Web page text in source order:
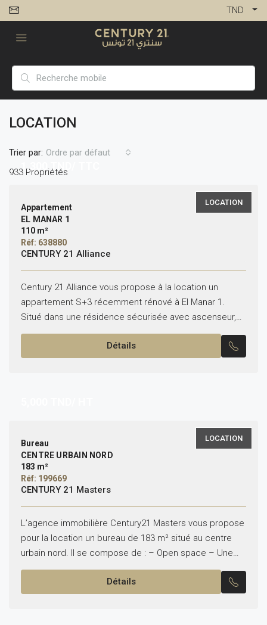
TND
LOCATION
933 Propriétés
Trier par: Ordre par défaut
LOCATION
1,300 TND/ TTC
Appartement
EL MANAR 1
110 m²
Réf: 638880
CENTURY 21 Alliance
Century 21 Alliance vous propose à la location un
appartement S+3 récemment rénové à El Manar 1.
Situé dans une résidence sécurisée avec ascenseur,
cet appartement se compose de : Salon lumineux...
Détails
LOCATION
Bureau
CENTRE URBAIN NORD
183 m²
Réf: 199669
CENTURY 21 Masters
L’agence immobilière Century21 Masters vous propose
pour la location un bureau de 183 m² situé au centre
urbain nord. Il se compose de : – Open space – Une
Salle de serveur...
Détails